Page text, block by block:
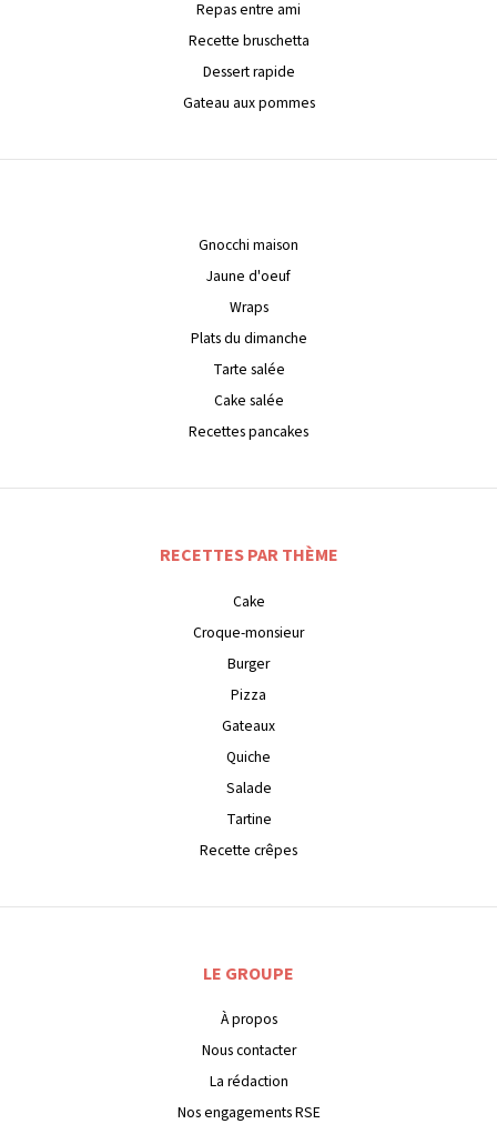
Repas entre ami
Recette bruschetta
Dessert rapide
Gateau aux pommes
Gnocchi maison
Jaune d'oeuf
Wraps
Plats du dimanche
Tarte salée
Cake salée
Recettes pancakes
RECETTES PAR THÈME
Cake
Croque-monsieur
Burger
Pizza
Gateaux
Quiche
Salade
Tartine
Recette crêpes
LE GROUPE
À propos
Nous contacter
La rédaction
Nos engagements RSE